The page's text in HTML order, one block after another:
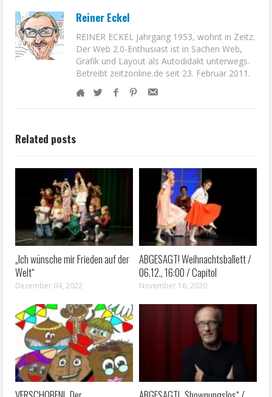
Reiner Eckel
REINER ECKEL Jahrgang 1953, wohnt in Zeitz.
Der Web 2.0-Enthusiast ist in Sachen Web,
Grafik und Layout als Autodidakt unterwegs.
Betreibt zeitzonline.de seit 23. Februar 2011.
Related posts
„Ich wünsche mir Frieden auf der
Welt“
Dezember 04, 2022
ABGESAGT! Weihnachtsballett /
06.12., 16:00 / Capitol
November 16, 2020